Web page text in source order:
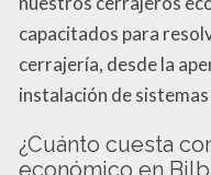
capacitados para
cerrajería, desde la
instalación de
¿Cuánto cuesta
económico en